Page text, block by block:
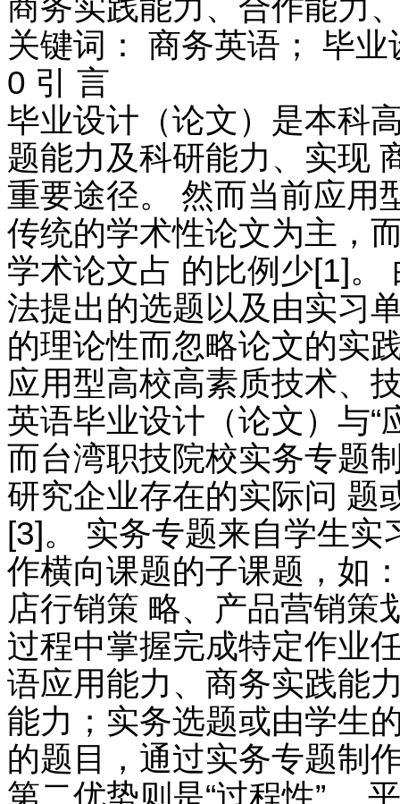
商务实践能力、合作能力
关键词： 商务英语； 毕
0 引 言
毕业设计（论文）是本科
题能力及科研能力、实现
重要途径。 然而当前应用
传统的学术性论文为主，
学术论文占 的比例少[1]。
法提出的选题以及由实习
的理论性而忽略论文的实
应用型高校高素质技术、
英语毕业设计（论文）与“
而台湾职技院校实务专题
研究企业存在的实际问 题
[3]。 实务专题来自学生
作横向课题的子课题，如
店行销策 略、产品营销策
过程中掌握完成特定作业
语应用能力、商务实践能
能力；实务选题或由学生
的题目，通过实务专题制